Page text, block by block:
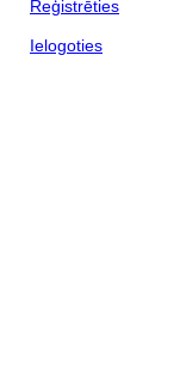
Reģistrēties
Ielogoties